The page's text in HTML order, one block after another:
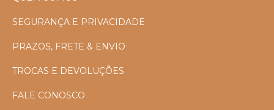
SEGURANÇA E PRIVACIDADE
PRAZOS, FRETE & ENVIO
TROCAS E DEVOLUÇÕES
FALE CONOSCO